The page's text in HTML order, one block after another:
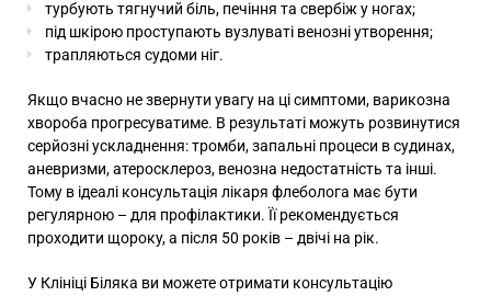
турбують тягнучий біль, печіння та свербіж у ногах;
під шкірою проступають вузлуваті венозні утворення;
трапляються судоми ніг.
Якщо вчасно не звернути увагу на ці симптоми, варикозна
хвороба прогресуватиме. В результаті можуть розвинутися
серйозні ускладнення: тромби, запальні процеси в судинах,
аневризми, атеросклероз, венозна недостатність та інші.
Тому в ідеалі консультація лікаря флеболога має бути
регулярною – для профілактики. Її рекомендується
проходити щороку, а після 50 років – двічі на рік.
У Клініці Біляка ви можетеотримати консультацію